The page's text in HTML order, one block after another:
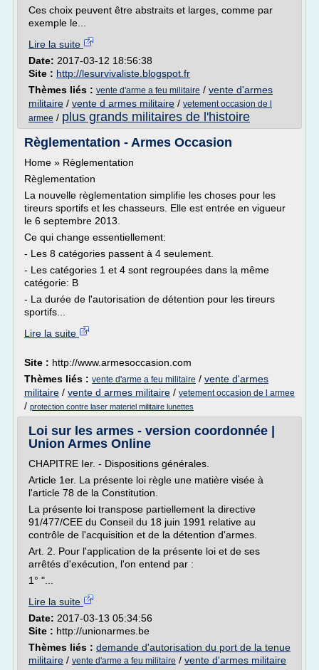
Ces choix peuvent être abstraits et larges, comme par
exemple le...
Lire la suite
Date: 2017-03-12 18:56:38
Site : http://lesurvivaliste.blogspot.fr
Thèmes liés : vente d'arme a feu militaire / vente d'armes
militaire / vente d armes militaire / vetement occasion de l
armee / plus grands militaires de l'histoire
Règlementation - Armes Occasion
Home » Règlementation
Règlementation
La nouvelle règlementation simplifie les choses pour les
tireurs sportifs et les chasseurs. Elle est entrée en vigueur
le 6 septembre 2013.
Ce qui change essentiellement:
- Les 8 catégories passent à 4 seulement.
- Les catégories 1 et 4 sont regroupées dans la même
catégorie: B
- La durée de l'autorisation de détention pour les tireurs
sportifs...
Lire la suite
Site : http://www.armesoccasion.com
Thèmes liés : vente d'arme a feu militaire / vente d'armes
militaire / vente d armes militaire / vetement occasion de l armee
/ protection contre laser materiel militaire lunettes
Loi sur les armes - version coordonnée |
Union Armes Online
CHAPITRE Ier. - Dispositions générales.
Article 1er. La présente loi règle une matière visée à
l'article 78 de la Constitution.
La présente loi transpose partiellement la directive
91/477/CEE du Conseil du 18 juin 1991 relative au
contrôle de l'acquisition et de la détention d'armes.
Art. 2. Pour l'application de la présente loi et de ses
arrêtés d'exécution, l'on entend par :
1° "...
Lire la suite
Date: 2017-03-13 05:34:56
Site : http://unionarmes.be
Thèmes liés : demande d'autorisation du port de la tenue
militaire / vente d'arme a feu militaire / vente d'armes militaire